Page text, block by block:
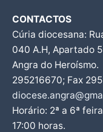
CONTACTOS
Cúria diocesana:
040 A.H, Apartado
Angra do Heroísmo.
295216670; Fax
Horário: 2ª a 6ª
17:00 horas.